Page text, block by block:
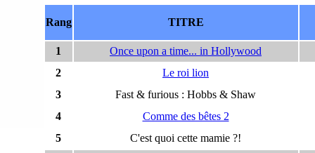
Rang TITRE
1
Once upon a time... in Hollywood
2
Le roi lion
3
Fast & furious : Hobbs & Shaw
4
Comme des bêtes 2
5
C'est quoi cette mamie ?!